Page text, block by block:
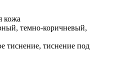
кожа
темно-коричневый,
тиснение, тиснение под